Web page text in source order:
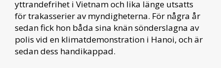
yttrandefrihet i Vietnam och lika länge utsatts
för trakasserier av myndigheterna. För några år
sedan fick hon båda sina knän sönderslagna av
polis vid en klimatdemonstration i Hanoi, och är
sedan dess handikappad.